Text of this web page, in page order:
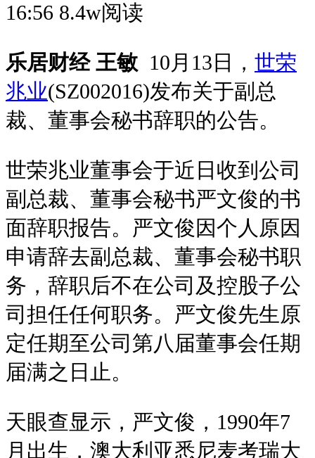
16:56 8.4w阅读
乐居财经 王敏 10月13日， 世荣
兆业(SZ002016)发布关于副总
裁、董事会秘书辞职的公告。
世荣兆业董事会于近日收到公司
副总裁、董事会秘书严文俊的书
面辞职报告。严文俊因个人原因
申请辞去副总裁、董事会秘书职
务，辞职后不在公司及控股子公
司担任任何职务。严文俊先生原
定任期至公司第八届董事会任期
届满之日止。
天眼查显示，严文俊，1990年7
月出生，澳大利亚悉尼麦考瑞大